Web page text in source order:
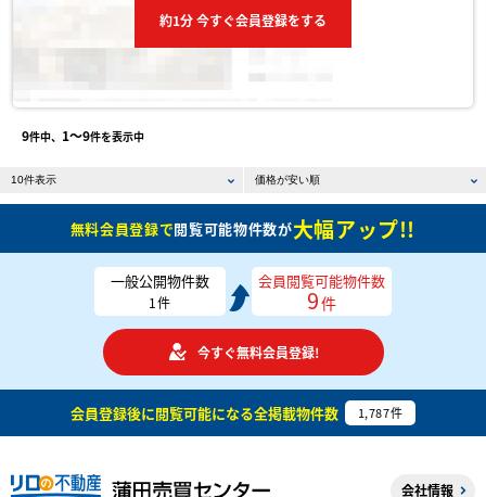
約1分 今すぐ会員登録をする
9件中、 1〜9件を表示中
無料会員登録で閲覧可能物件数が大幅アップ!!
一般公開物件数
1件
会員閲覧可能物件数
9件
今すぐ無料会員登録!
会員登録後に閲覧可能になる全掲載物件数 1,787件
会社情報